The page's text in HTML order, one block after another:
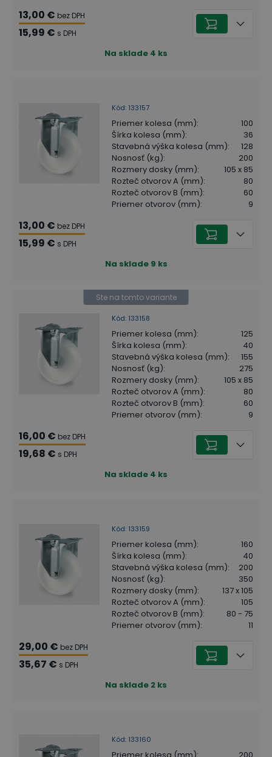
13,00 € bez DPH
15,99 € s DPH
Na sklade 4 ks
Kód: 133157
Priemer kolesa (mm):
100
Šírka kolesa (mm):
36
Stavebná výška kolesa (mm):
128
Nosnosť (kg):
200
Rozmery dosky (mm):
105 x 85
Rozteč otvorov A (mm):
80
Rozteč otvorov B (mm):
60
Priemer otvorov (mm): 9
13,00 € bez DPH
15,99 € s DPH
Na sklade 9 ks
Kód: 133158
Ste na tomto variante
Priemer kolesa (mm):
125
Šírka kolesa (mm):
40
Stavebná výška kolesa (mm):
155
Nosnosť (kg):
275
Rozmery dosky (mm):
105 x 85
Rozteč otvorov A (mm):
80
Rozteč otvorov B (mm):
60
Priemer otvorov (mm): 9
16,00 € bez DPH
19,68 € s DPH
Na sklade 4 ks
Kód: 133159
Priemer kolesa (mm):
160
Šírka kolesa (mm):
40
Stavebná výška kolesa (mm):
200
Nosnosť (kg):
350
Rozmery dosky (mm):
137 x 105
Rozteč otvorov A (mm):
105
Rozteč otvorov B (mm):
80 - 75
Priemer otvorov (mm): 11
29,00 € bez DPH
35,67 € s DPH
Na sklade 2 ks
Kód: 133160
Priemer kolesa (mm): 200